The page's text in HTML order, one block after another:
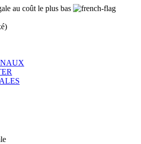
au coût le plus bas